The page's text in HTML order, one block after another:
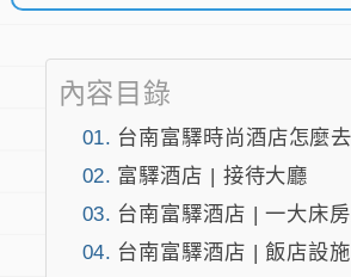
內容目錄
台南富驛時尚酒店怎麼去
富驛酒店 | 接待大廳
台南富驛酒店 | 一大床
台南富驛酒店 | 飯店設施